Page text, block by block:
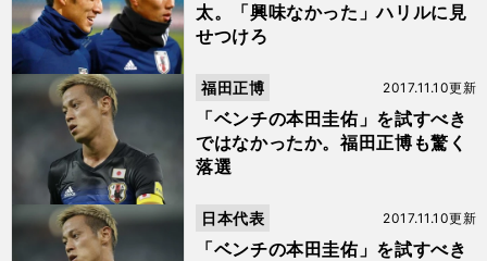
太。「興味なかった」ハリルに見
せつけろ
「ベンチの本田圭佑」を試すべき
ではなかったか。福田正博も驚く
落選
2017.11.10更新
福田正博
「ベンチの本田圭佑」を試すべき
2017.11.10更新
日本代表